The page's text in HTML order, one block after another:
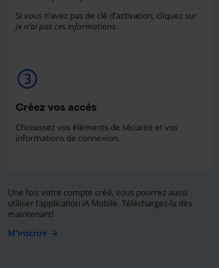
Si vous n’avez pas de clé d’activation, cliquez sur
Je n’ai pas ces informations.
Créez vos accès
Choisissez vos éléments de sécurité et vos
informations de connexion.
Une fois votre compte créé, vous pourrez aussi
utiliser l’application iA Mobile. Téléchargez-la dès
maintenant!
M'inscrire